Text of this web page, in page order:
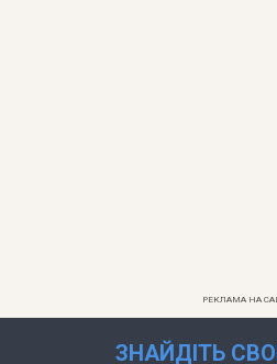
РЕКЛАМА НА
ЗНАЙДІТЬ